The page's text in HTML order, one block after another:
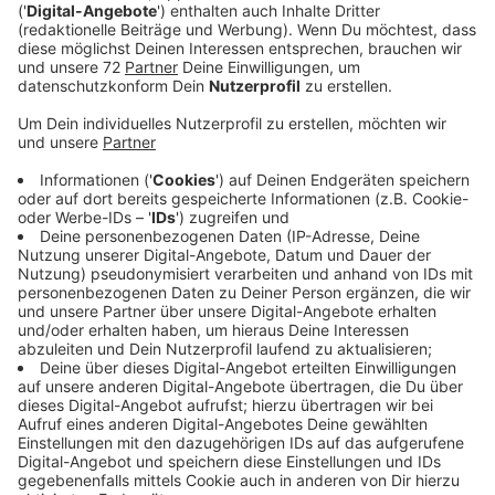
wartet schon im Klassenzimmer.
Veröffentlicht:Mittwoch, 20.03.2024 00:15
Comedy
Atze Schröders Kaltstart 24: "Tag der